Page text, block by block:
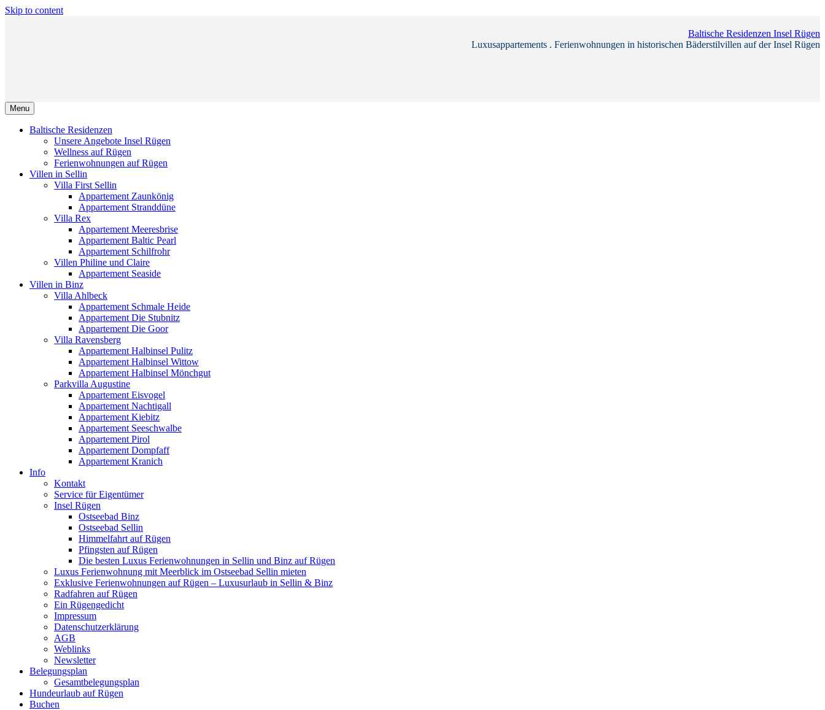
Skip to content
Baltische Residenzen Insel Rügen
Luxusappartements . Ferienwohnungen in historischen Bäderstilvillen auf der Insel Rügen
Menu
Baltische Residenzen
Unsere Angebote Insel Rügen
Wellness auf Rügen
Ferienwohnungen auf Rügen
Villen in Sellin
Villa First Sellin
Appartement Zaunkönig
Appartement Stranddüne
Villa Rex
Appartement Meeresbrise
Appartement Baltic Pearl
Appartement Schilfrohr
Villen Philine und Claire
Appartement Seaside
Villen in Binz
Villa Ahlbeck
Appartement Schmale Heide
Appartement Die Stubnitz
Appartement Die Goor
Villa Ravensberg
Appartement Halbinsel Pulitz
Appartement Halbinsel Wittow
Appartement Halbinsel Mönchgut
Parkvilla Augustine
Appartement Eisvogel
Appartement Nachtigall
Appartement Kiebitz
Appartement Seeschwalbe
Appartement Pirol
Appartement Dompfaff
Appartement Kranich
Info
Kontakt
Service für Eigentümer
Insel Rügen
Ostseebad Binz
Ostseebad Sellin
Himmelfahrt auf Rügen
Pfingsten auf Rügen
Die besten Luxus Ferienwohnungen in Sellin und Binz auf Rügen
Luxus Ferienwohnung mit Meerblick im Ostseebad Sellin mieten
Exklusive Ferienwohnungen auf Rügen – Luxusurlaub in Sellin & Binz
Radfahren auf Rügen
Ein Rügengedicht
Impressum
Datenschutzerklärung
AGB
Weblinks
Newsletter
Belegungsplan
Gesamtbelegungsplan
Hundeurlaub auf Rügen
Buchen